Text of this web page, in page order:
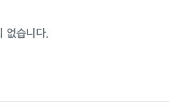
없습니다.